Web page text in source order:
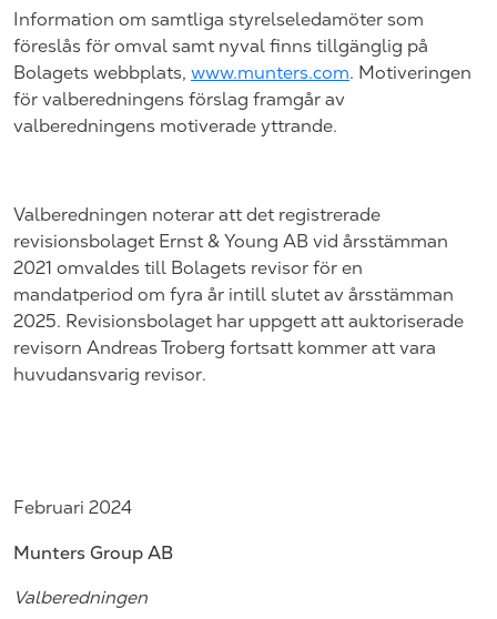
Information om samtliga styrelseledamöter som
föreslås för omval samt nyval finns tillgänglig på
Bolagets webbplats, www.munters.com. Motiveringen
för valberedningens förslag framgår av
valberedningens motiverade yttrande.
Valberedningen noterar att det registrerade
revisionsbolaget Ernst & Young AB vid årsstämman
2021 omvaldes till Bolagets revisor för en
mandatperiod om fyra år intill slutet av årsstämman
2025. Revisionsbolaget har uppgett att auktoriserade
revisorn Andreas Troberg fortsatt kommer att vara
huvudansvarig revisor.
Februari 2024
Munters Group AB
Valberedningen